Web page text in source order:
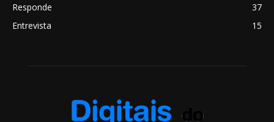
Responde
37
Entrevista
15